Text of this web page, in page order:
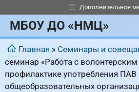
к
содержимому
Дополнительное
МБОУ ДО «НМЦ»
Главная » Семинары и
семинар «Работа с
профилактике употребления ПАВ
общеобразовательных